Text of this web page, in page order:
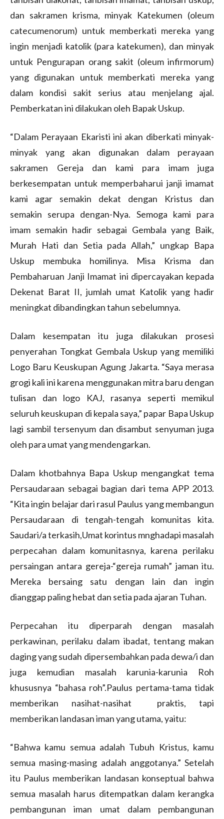
dan sakramen krisma, minyak Katekumen (oleum
catecumenorum) untuk memberkati mereka yang
ingin menjadi katolik (para katekumen), dan minyak
untuk Pengurapan orang sakit (oleum infirmorum)
yang digunakan untuk memberkati mereka yang
dalam kondisi sakit serius atau menjelang ajal.
Pemberkatan ini dilakukan oleh Bapak Uskup.
“Dalam Perayaan Ekaristi ini akan diberkati minyak-
minyak yang akan digunakan dalam perayaan
sakramen Gereja dan kami para imam juga
berkesempatan untuk memperbaharui janji imamat
kami agar semakin dekat dengan Kristus dan
semakin serupa dengan-Nya. Semoga kami para
imam semakin hadir sebagai Gembala yang Baik,
Murah Hati dan Setia pada Allah,” ungkap Bapa
Uskup membuka homilinya. Misa Krisma dan
Pembaharuan Janji Imamat ini dipercayakan kepada
Dekenat Barat II, jumlah umat Katolik yang hadir
meningkat dibandingkan tahun sebelumnya.
Dalam kesempatan itu juga dilakukan prosesi
penyerahan Tongkat Gembala Uskup yang memiliki
Logo Baru Keuskupan Agung Jakarta. “Saya merasa
grogi kali ini karena menggunakan mitra baru dengan
tulisan dan logo KAJ, rasanya seperti memikul
seluruh keuskupan di kepala saya,” papar Bapa Uskup
lagi sambil tersenyum dan disambut senyuman juga
oleh para umat yang mendengarkan.
Dalam khotbahnya Bapa Uskup mengangkat tema
Persaudaraan sebagai bagian dari tema APP 2013.
“Kita ingin belajar dari rasul Paulus yang membangun
Persaudaraan di tengah-tengah komunitas kita.
Saudari/a terkasih,Umat korintus mnghadapi masalah
perpecahan dalam komunitasnya, karena perilaku
persaingan antara gereja-“gereja rumah” jaman itu.
Mereka bersaing satu dengan lain dan ingin
dianggap paling hebat dan setia pada ajaran Tuhan.
Perpecahan itu diperparah dengan masalah
perkawinan, perilaku dalam ibadat, tentang makan
daging yang sudah dipersembahkan pada dewa/i dan
juga kemudian masalah karunia-karunia Roh
khususnya “bahasa roh”.Paulus pertama-tama tidak
memberikan nasihat-nasihat praktis, tapi
memberikan landasan iman yang utama, yaitu:
“Bahwa kamu semua adalah Tubuh Kristus, kamu
semua masing-masing adalah anggotanya.” Setelah
itu Paulus memberikan landasan konseptual bahwa
semua masalah harus ditempatkan dalam kerangka
pembangunan iman umat dalam pembangunan